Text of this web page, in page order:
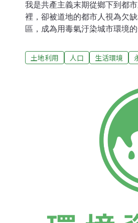
我是共產主義末期從鄉下到都
裡，卻被道地的都市人視為欠
區，成為用毒氣汙染城市環境
難的話，住在房子裡真的很舒
裡種點蔬菜。大學生放假回家
紙、木頭、寶特瓶等點火。這
煤炭（約1000-1200蒙幣）來
以12萬-14萬買一車煤炭，儲
度的時候，沒有任何東西能比
上也需要早早起來點火。這個
土地利用 人口 生活環境